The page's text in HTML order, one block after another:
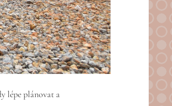
lépe plánovat a